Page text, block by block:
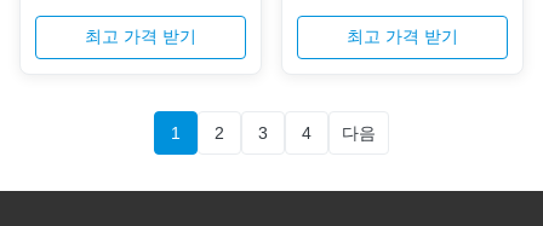
면은 2의 셀루로스 또는 폴리프
로필렌 안과 외부 안대기로, 또는
조합, 착용자에게 궁극적인 보호
좋, 자유롭게 100%년 유액입니
최고 가격 받기
제품 성능 비 길쌈된 가면은
spunbonded 비 길쌈된 직물 및
meltblown 비 길쌈된 직물로 만
을 피할 것입니다 코 막대기를 얼
최고 가격 받기
1 2 3 4 다음